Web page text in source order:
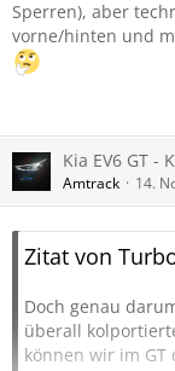
Sperren), aber
vorne/hinten und
Kia EV6 GT -
Amtrack 14.
Zitat von
Doch genau
überall
können wir im GT